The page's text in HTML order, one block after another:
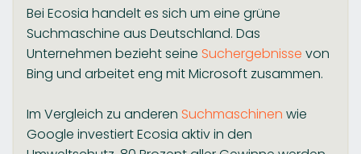
Bei Ecosia handelt es sich um eine grüne
Suchmaschine aus Deutschland. Das
Unternehmen bezieht seine Suchergebnisse von
Bing und arbeitet eng mit Microsoft zusammen.
Im Vergleich zu anderen Suchmaschinen wie
Google investiert Ecosia aktiv in den